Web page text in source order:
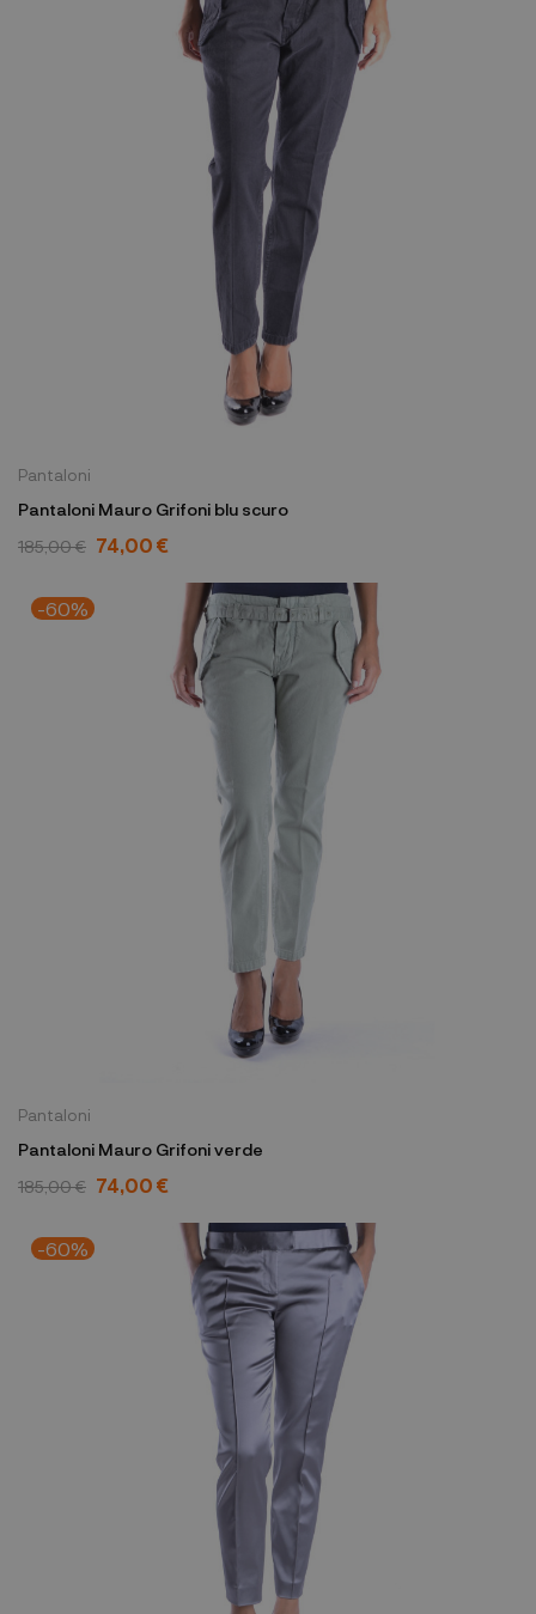
Pantaloni
Pantaloni Mauro Grifoni blu scuro
185,00 € 74,00 €
-60%
Pantaloni
Pantaloni Mauro Grifoni verde
185,00 € 74,00 €
-60%